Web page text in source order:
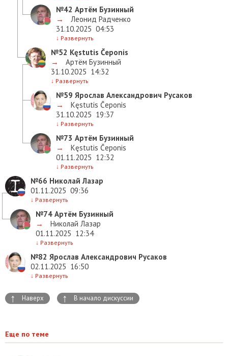
№42 Артём Бузинный
→
Леонид Радченко
31.10.2025 04:53
↓ Развернуть
№52 Kęstutis Čeponis
→
Артём Бузинный
31.10.2025 14:32
↓ Развернуть
№59 Ярослав Александрович Русаков
→
Kęstutis Čeponis
31.10.2025 19:37
↓ Развернуть
№73 Артём Бузинный
→
Kęstutis Čeponis
01.11.2025 12:32
↓ Развернуть
№66 Николай Лазар
01.11.2025 09:36
↓ Развернуть
№74 Артём Бузинный
→
Николай Лазар
01.11.2025 12:34
↓ Развернуть
№82 Ярослав Александрович Русаков
02.11.2025 16:50
↓ Развернуть
↑ Наверх ↑ В начало дискуссии
Еще по теме